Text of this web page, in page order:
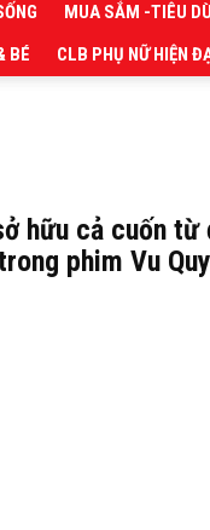
MUA SẮM -TIÊU
BÉ CLB PHỤ NỮ HIỆN
hữu cả cuốn từ
phim Vu